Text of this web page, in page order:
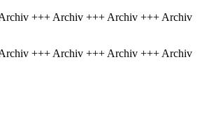
+++ Archiv +++ Archiv +++ Archiv
+++ Archiv +++ Archiv +++ Archiv